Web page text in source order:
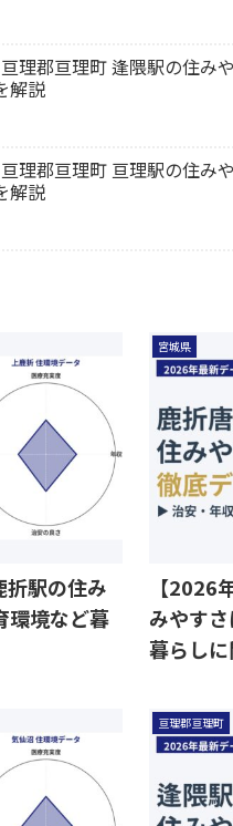
亘理郡亘理町 逢隈駅の住
解説
亘理郡亘理町 亘理駅の住
解説
折駅の住み
環境など暮
宮城県
【2026
みやす
暮らし
亘理郡亘理町